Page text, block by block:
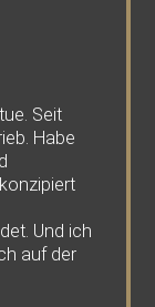
Seit
Habe
Und ich
auf der